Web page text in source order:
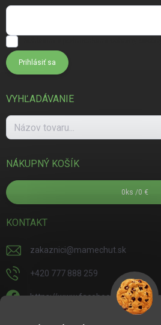
Prihlásiť sa
VYHĽADÁVANIE
NÁKUPNÝ KOŠÍK
0 ks /0 €
KONTAKT
zakaznici@mamechut.sk
+420 777 888 259
https://www.facebook.com/